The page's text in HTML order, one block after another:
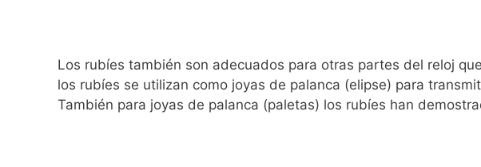
Los rubíes también son adecuados para otras partes del reloj
los rubíes se utilizan como joyas de palanca (elipse) para
También para joyas de palanca (paletas) los rubíes han